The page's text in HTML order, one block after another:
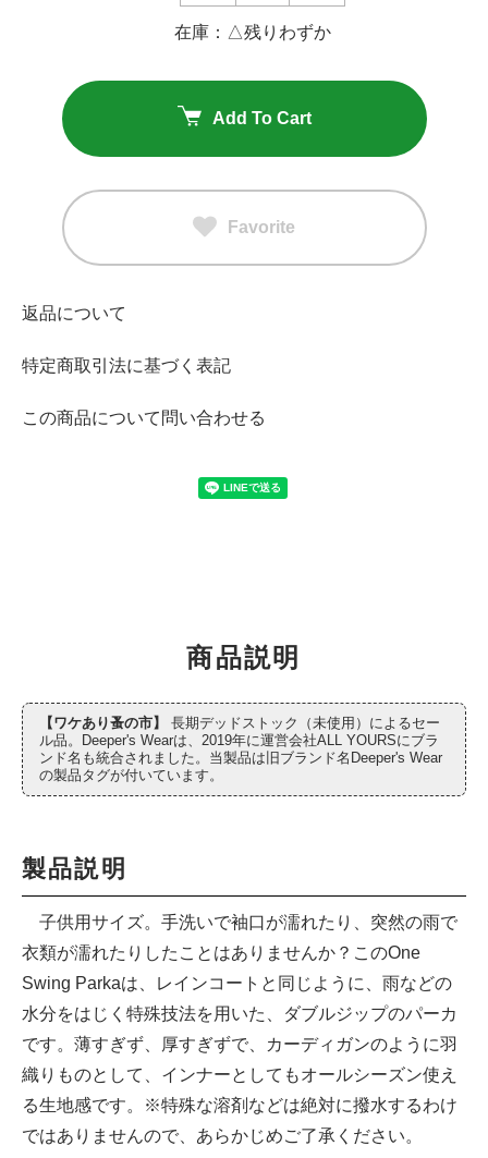
在庫：△残りわずか
Add To Cart
Favorite
返品について
特定商取引法に基づく表記
この商品について問い合わせる
商品説明
【ワケあり蚤の市】
長期デッドストック（未使用）によるセー
ル品。Deeper's Wearは、2019年に運営会社ALL YOURSにブラ
ンド名も統合されました。当製品は旧ブランド名Deeper's Wear
の製品タグが付いています。
製品説明
子供用サイズ。手洗いで袖口が濡れたり、突然の雨で
衣類が濡れたりしたことはありませんか？このOne
Swing Parkaは、レインコートと同じように、雨などの
水分をはじく特殊技法を用いた、ダブルジップのパーカ
です。薄すぎず、厚すぎずで、カーディガンのように羽
織りものとして、インナーとしてもオールシーズン使え
る生地感です。※特殊な溶剤などは絶対に撥水するわけ
ではありませんので、あらかじめご了承ください。